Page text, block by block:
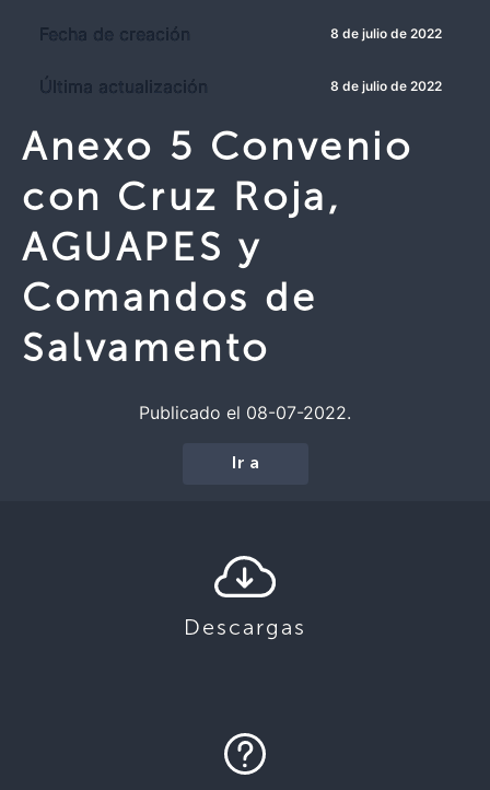
Fecha de creación 8 de julio de 2022
Última actualización 8 de julio de 2022
Anexo 5 Convenio
con Cruz Roja,
AGUAPES y
Comandos de
Salvamento
Publicado el 08-07-2022.
Ir a
Descargas